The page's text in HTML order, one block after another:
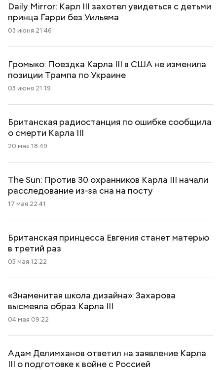
Daily Mirror: Карл III захотел увидеться с детьми
принца Гарри без Уильяма
03 июня 21:46
Громыко: Поездка Карла III в США не изменила
позиции Трампа по Украине
03 июня 21:19
Британская радиостанция по ошибке сообщила
о смерти Карла III
20 мая 18:49
The Sun: Против 30 охранников Карла III начали
расследование из-за сна на посту
17 мая 22:41
Британская принцесса Евгения станет матерью
в третий раз
05 мая 12:22
«Знаменитая школа дизайна»: Захарова
высмеяла образ Карла III
04 мая 09:22
Адам Делимханов ответил на заявление Карла
III о подготовке к войне с Россией